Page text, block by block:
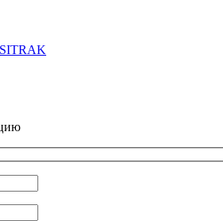
SITRAK